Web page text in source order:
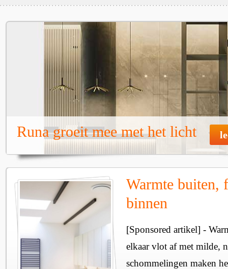
Runa groeit mee met het licht
Warmte buiten,
binnen
[Sponsored artikel] -
elkaar vlot af met milde,
schommelingen maken